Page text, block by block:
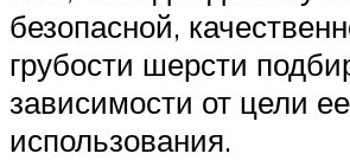
безопасной,
грубости шерсти
зависимости от цели ее
использования.